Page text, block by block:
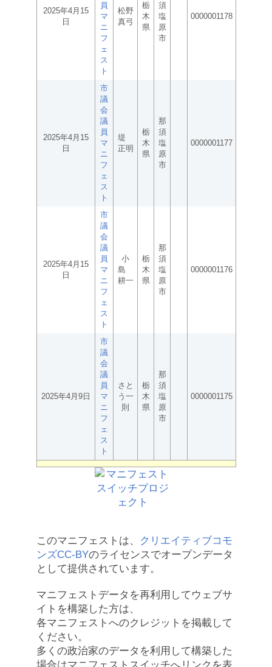
2025年4月15
日
員
マ
ニ
フ
ェ
ス
ト
松野
真弓
栃
木
県
須
塩
原
市
0000001178
2025年4月15
日
市
議
会
議
員
マ
ニ
フ
ェ
ス
ト
堤
正明
栃
木
県
那
須
塩
原
市
0000001177
2025年4月15
日
市
議
会
議
員
マ
ニ
フ
ェ
ス
ト
小
島
耕一
栃
木
県
那
須
塩
原
市
0000001176
2025年4月9日
市
議
会
議
員
マ
ニ
フ
ェ
ス
ト
さと
う一
則
栃
木
県
那
須
塩
原
市
0000001175
このマニフェストは、
クリエイティブコモ
ンズCC-BYのライセンスでオープンデータ
として提供されています。
マニフェストデータを再利用してウェブサ
イトを構築した方は、
各マニフェストへのクレジットを掲載して
ください。
多くの政治家のデータを利用して構築した